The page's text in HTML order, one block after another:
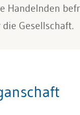
Handelnden
Gesellschaft.